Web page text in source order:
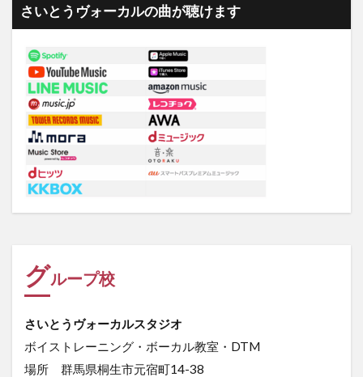
さいとうヴォーカルの曲が聴けます
グループ校
さいとうヴォーカルスタジオ
ボイストレーニング・ボーカル教室・DTM
場所 群馬県桐生市元宿町14-38